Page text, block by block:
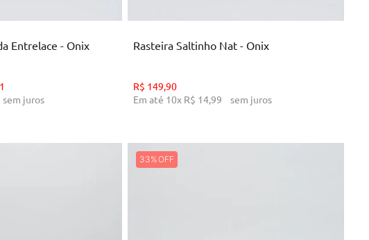
Entrelace - Onix
sem juros
Rasteira Saltinho Nat - Onix
R$ 149,90
Em até 10x R$ 14,99 sem juros
33%